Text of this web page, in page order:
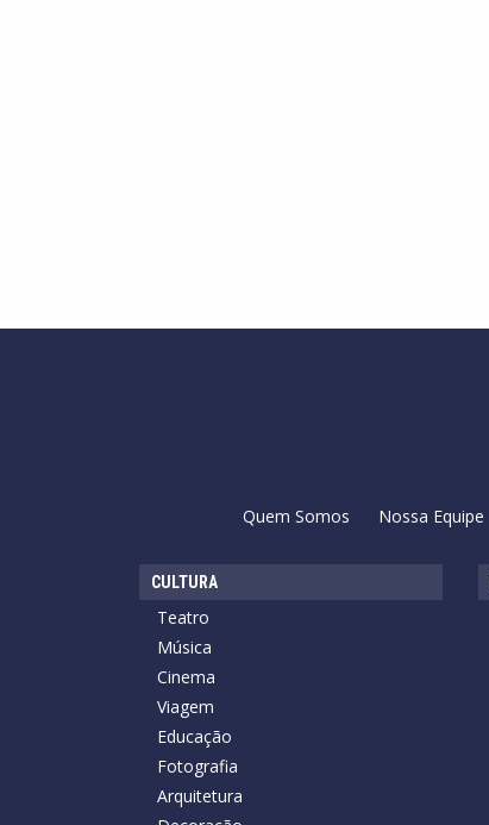
Quem Somos Nossa Equipe
CULTURA
Teatro
Música
Cinema
Viagem
Educação
Fotografia
Arquitetura